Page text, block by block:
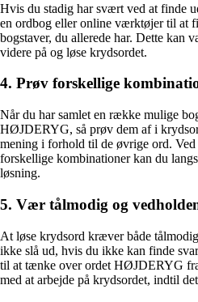
Hvis du stadig har svært ved at finde
en ordbog eller online værktøjer til at
bogstaver, du allerede har. Dette kan
videre på og løse krydsordet.
4. Prøv forskellige
Når du har samlet en række mulige
HØJDERYG, så prøv dem af i
mening i forhold til de øvrige ord. Ved
forskellige kombinationer kan du
løsning.
5. Vær tålmodig og
At løse krydsord kræver både
ikke slå ud, hvis du ikke kan finde
til at tænke over ordet HØJDERYG
med at arbejde på krydsordet, indtil